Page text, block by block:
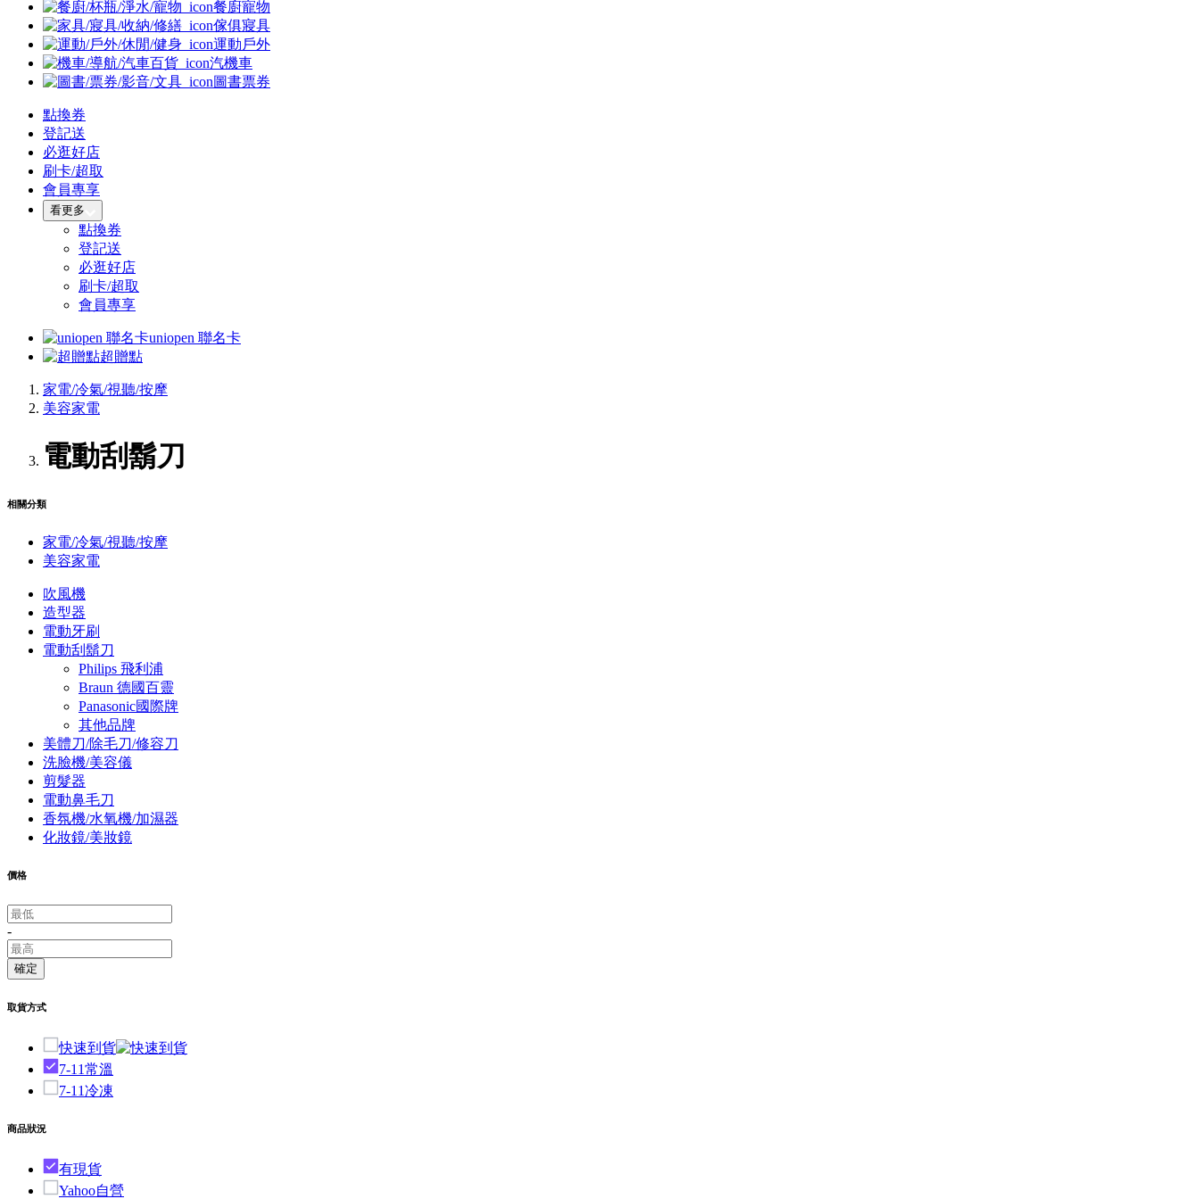
餐廚寵物
傢俱寢具
運動戶外
汽機車
圖書票券
點換券
登記送
必逛好店
刷卡/超取
會員專享
看更多
點換券
登記送
必逛好店
刷卡/超取
會員專享
uniopen 聯名卡
超贈點
家電/冷氣/視聽/按摩
美容家電
電動刮鬍刀
相關分類
家電/冷氣/視聽/按摩
美容家電
吹風機
造型器
電動牙刷
電動刮鬍刀
Philips 飛利浦
Braun 德國百靈
Panasonic國際牌
其他品牌
美體刀/除毛刀/修容刀
洗臉機/美容儀
剪髮器
電動鼻毛刀
香氛機/水氧機/加濕器
化妝鏡/美妝鏡
價格
-
確定
取貨方式
快速到貨
7-11常溫
7-11冷凍
商品狀況
有現貨
Yahoo自營